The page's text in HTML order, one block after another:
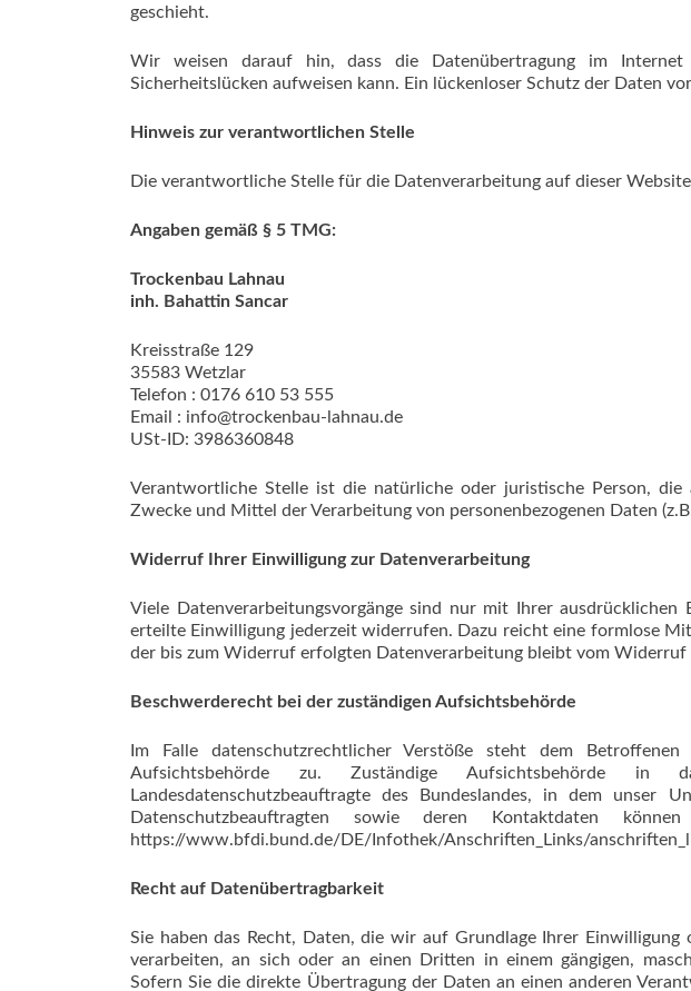
geschieht.
Wir weisen darauf hin, dass die Datenübertragung im
Sicherheitslücken aufweisen kann. Ein lückenloser Schutz der Daten
Hinweis zur verantwortlichen Stelle
Die verantwortliche Stelle für die Datenverarbeitung auf dieser
Angaben gemäß § 5 TMG:
Trockenbau Lahnau
inh. Bahattin Sancar
Kreisstraße 129
35583 Wetzlar
Telefon : 0176 610 53 555
Email : info@trockenbau-lahnau.de
USt-ID: 3986360848
Verantwortliche Stelle ist die natürliche oder juristische Person,
Zwecke und Mittel der Verarbeitung von personenbezogenen Daten
Widerruf Ihrer Einwilligung zur Datenverarbeitung
Viele Datenverarbeitungsvorgänge sind nur mit Ihrer ausdrücklichen
erteilte Einwilligung jederzeit widerrufen. Dazu reicht eine formlose
der bis zum Widerruf erfolgten Datenverarbeitung bleibt vom Widerruf
Beschwerderecht bei der zuständigen Aufsichtsbehörde
Im Falle datenschutzrechtlicher Verstöße steht dem
Aufsichtsbehörde zu. Zuständige Aufsichtsbehörde in
Landesdatenschutzbeauftragte des Bundeslandes, in dem unser
Datenschutzbeauftragten sowie deren Kontaktdaten
https://www.bfdi.bund.de/DE/Infothek/Anschriften_Links/
Recht auf Datenübertragbarkeit
Sie haben das Recht, Daten, die wir auf Grundlage Ihrer
verarbeiten, an sich oder an einen Dritten in einem gängigen,
Sofern Sie die direkte Übertragung der Daten an einen anderen